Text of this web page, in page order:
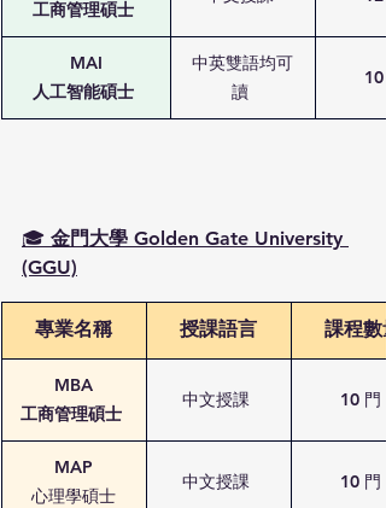
工商管理碩士
MAI
人工智能碩士
中英雙語均可
讀
10
🎓 金門大學 Golden Gate University
(GGU)
專業名稱 授課語言 課程數
MBA
工商管理碩士
中文授課 10 門
MAP
心理學碩士
中文授課 10 門